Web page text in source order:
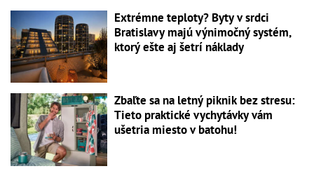
Extrémne teploty? Byty v srdci
Bratislavy majú výnimočný systém,
ktorý ešte aj šetrí náklady
Zbaľte sa na letný piknik bez stresu:
Tieto praktické vychytávky vám
ušetria miesto v batohu!